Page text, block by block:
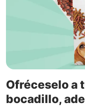
Ofréceselo a
bocadillo,